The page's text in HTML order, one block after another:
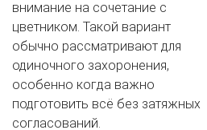
внимание на сочетание с
цветником. Такой вариант
обычно рассматривают для
одиночного захоронения,
особенно когда важно
подготовить всё без затяжных
согласований.